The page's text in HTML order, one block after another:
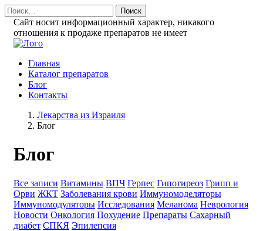
Найти:
Сайт носит информационный характер, никакого
отношения к продаже препаратов не имеет
Главная
Каталог препаратов
Блог
Контакты
Лекарства из Израиля
Блог
Блог
Все записи Витамины ВПЧ Герпес Гипотиреоз Грипп и
Орви ЖКТ Заболевания крови Иммуномоделяторы
Иммуномодуляторы Исследования Меланома Неврология
Новости Онкология Похудение Препараты Сахарный
диабет СПКЯ Эпилепсия